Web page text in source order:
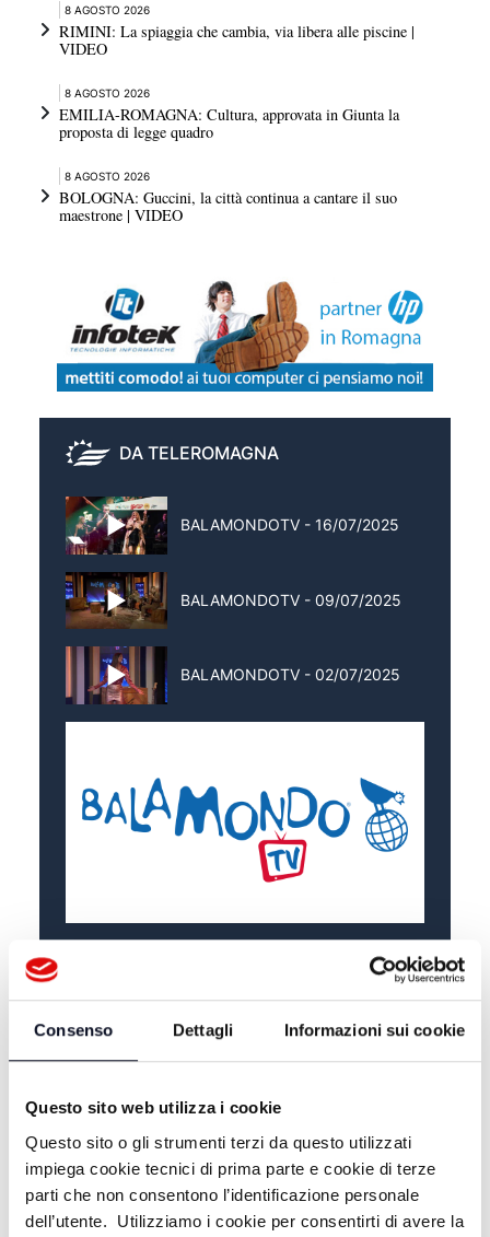
Consenso Dettagli Informazioni sui cookie
Questo sito web utilizza i cookie
Questo sito o gli strumenti terzi da questo utilizzati
impiega cookie tecnici di prima parte e cookie di terze
parti che non consentono l’identificazione personale
dell’utente. Utilizziamo i cookie per consentirti di avere la
8 AGOSTO 2026
RIMINI: La spiaggia che cambia, via libera alle piscine |
VIDEO
8 AGOSTO 2026
EMILIA-ROMAGNA: Cultura, approvata in Giunta la
proposta di legge quadro
8 AGOSTO 2026
BOLOGNA: Guccini, la città continua a cantare il suo
maestrone | VIDEO
DA TELEROMAGNA
BALAMONDOTV - 16/07/2025
BALAMONDOTV - 09/07/2025
BALAMONDOTV - 02/07/2025
ALTRE NOTIZIE TUTTE LE NOTIZIE